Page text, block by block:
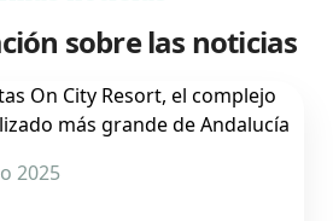
sobre las noticias
2025